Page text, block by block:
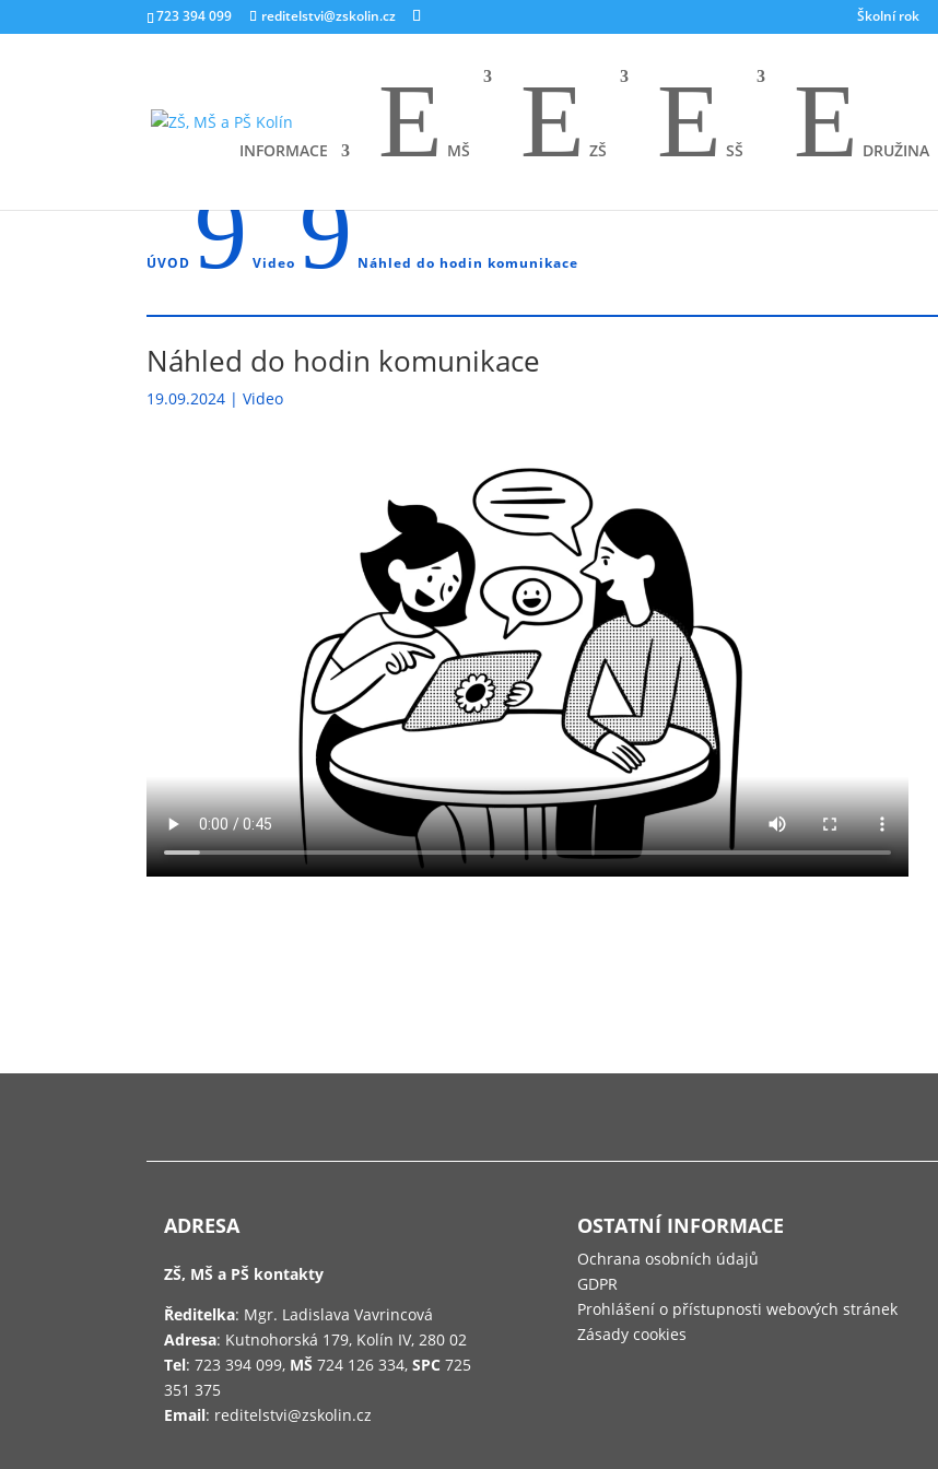
723 394 099 reditelstvi@zskolin.cz Školní rok
INFORMACE E MŠ E ZŠ E SŠ E DRUŽINA
ÚVOD 9 Video 9 Náhled do hodin komunikace
Náhled do hodin komunikace
19.09.2024 |Video
ADRESA
ZŠ, MŠ a PŠ kontakty
Ředitelka: Mgr. Ladislava Vavrincová
Adresa: Kutnohorská 179, Kolín IV, 280 02
Tel: 723 394 099, MŠ 724 126 334, SPC 725
351 375
Email: reditelstvi@zskolin.cz
OSTATNÍ INFORMACE
Ochrana osobních údajů
GDPR
Prohlášení o přístupnosti webových stránek
Zásady cookies